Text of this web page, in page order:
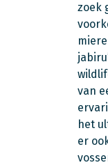
zoek
van
het
er